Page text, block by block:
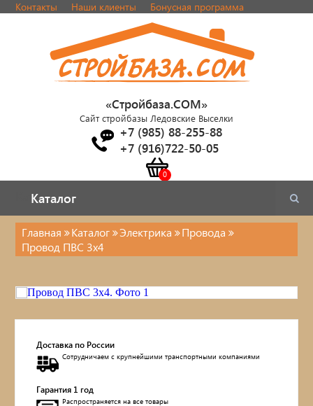
Контакты Наши клиенты Бонусная программа
«Стройбаза.COM»
Сайт стройбазы Ледовские Выселки
+7 (985) 88-255-88
+7 (916)722-50-05
Каталог
Каталог
Электрика
Главная Каталог Электрика
Провода
Провод ПВС 3х4
Доставка по России
Сотрудничаем с крупнейшими транспортными компаниями
Гарантия 1 год
Распространяется на все товары